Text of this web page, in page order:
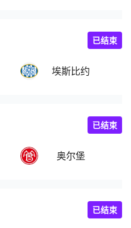
埃斯比约
已结束
奥尔堡
已结束
已结束